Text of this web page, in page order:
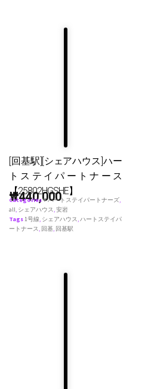
[回基駅][シェアハウス]ハー
トステイパートナース
【25802HGSHE】
₩440,000
Categories♥ ハートステイパートナーズ,
all, シェアハウス,安岩
Tags1号線, シェアハウス,ハートステイパ
ートナース, 回基, 回基駅